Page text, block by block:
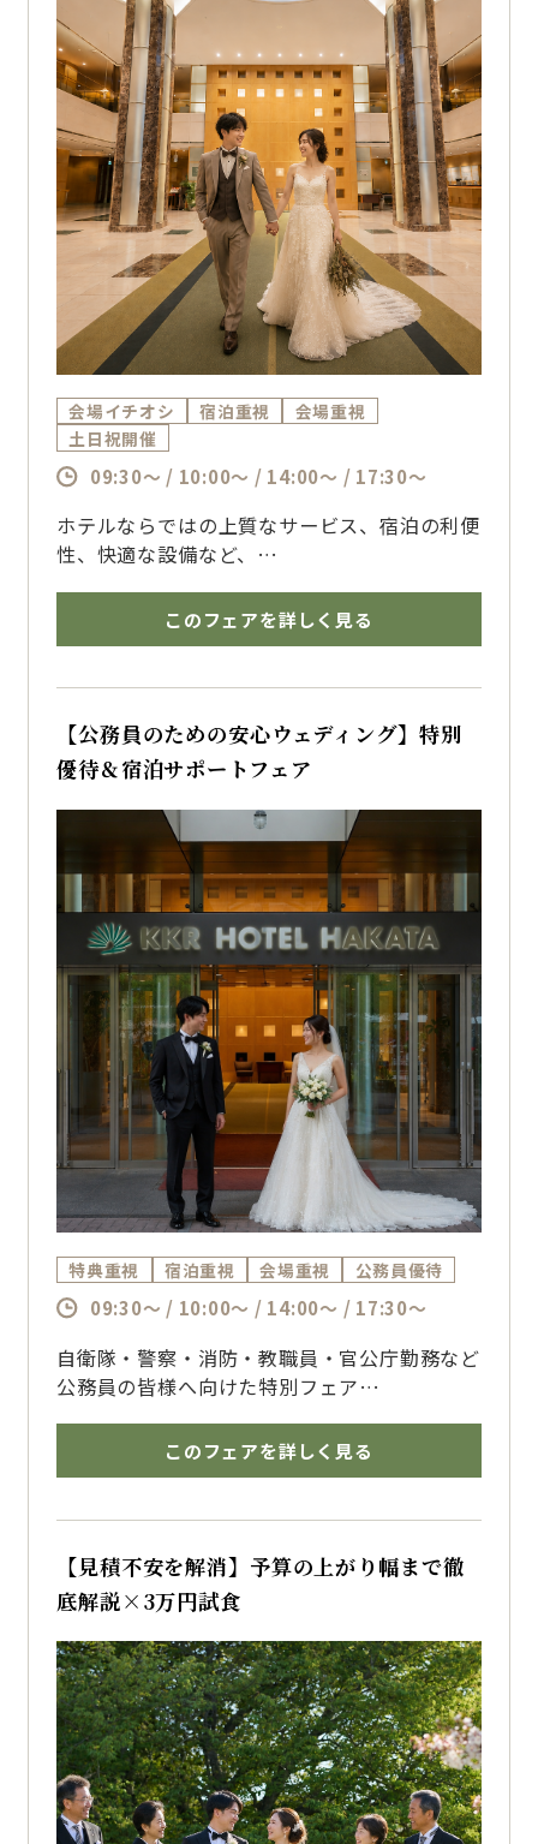
会場イチオシ 宿泊重視
会場重視
土日祝開催
09:30～ / 10:00～ / 14:00～ / 17:30～
ホテルならではの上質なサービス、宿泊の利便
性、快適な設備など、
チャペルや披露宴会場の見学、婚礼料理の試食
介します。
このフェアを詳しく見る
【公務員のための安心ウェディング】特別
優待＆宿泊サポートフェア
特典重視 宿泊重視 会場重視 公務員優待
09:30～ / 10:00～ / 14:00～ / 17:30～
自衛隊・警察・消防・教職員・官公庁勤務など
公務員の皆様へ向けた特別フェア
ならではの安心感と、
1日1組貸切ウェディングの自由度を体感いた
博多で結婚式を挙げるならザ・フォレストテラ
ス博多のブライダルフェアへ
このフェアを詳しく見る
【見積不安を解消】予算の上がり幅まで徹
底解説×3万円試食